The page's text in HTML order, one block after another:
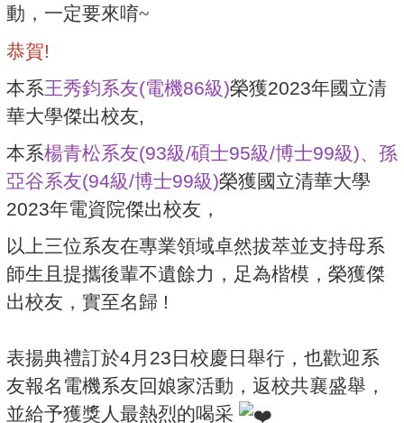
動，一定要來唷~
恭賀!
本系王秀鈞系友(電機86級)榮獲2023年國立清
華大學傑出校友,
本系楊青松系友(93級/碩士95級/博士99級)、孫
亞谷系友(94級/博士99級)榮獲國立清華大學
2023年電資院傑出校友 ，
以上三位系友在專業領域卓然拔萃並支持母系
師生且提攜後輩不遺餘力，足為楷模，榮獲傑
出校友，實至名歸 !
表揚典禮訂於4月23日校慶日舉行，也歡迎系
友報名電機系友回娘家活動，返校共襄盛舉，
並給予獲獎人最熱烈的喝采